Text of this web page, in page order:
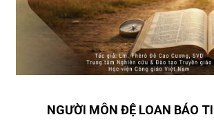
NGƯỜI MÔN ĐỆ LOAN BÁO